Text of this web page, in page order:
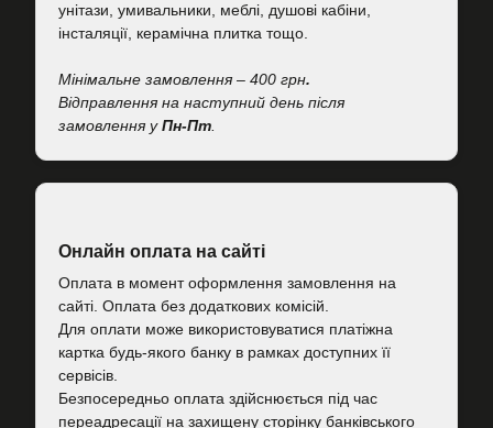
унітази, умивальники, меблі, душові кабіни,
інсталяції, керамічна плитка тощо.
Мінімальне замовлення – 400 грн.
Відправлення на наступний день після
замовлення уПн-Пт
Онлайн оплата на сайті
Оплата в момент оформлення замовлення на
сайті. Оплата без додаткових комісій.
Для оплати може використовуватися платіжна
картка будь-якого банку в рамках доступних її
сервісів.
Безпосередньо оплата здійснюється під час
переадресації на захищену сторінку банківського